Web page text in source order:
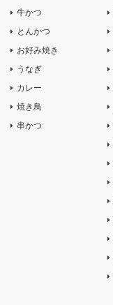
牛かつ
とんかつ
お好み焼き
うなぎ
カレー
焼き鳥
串かつ